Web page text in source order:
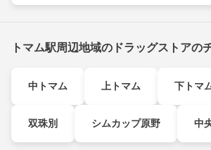
トマム駅周辺地域のドラッグストアの
中トマム 上トマム 下トマ
双珠別 シムカップ原野 中